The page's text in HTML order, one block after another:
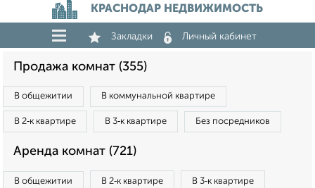
КРАСНОДАР НЕДВИЖИМОСТЬ
Закладки Личный кабинет
Продажа комнат (355)
В общежитии В коммунальной квартире
В 2‑к квартире В 3‑к квартире Без посредников
Аренда комнат (721)
В общежитии В 2‑к квартире В 3‑к квартире